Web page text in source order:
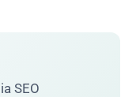
SEO